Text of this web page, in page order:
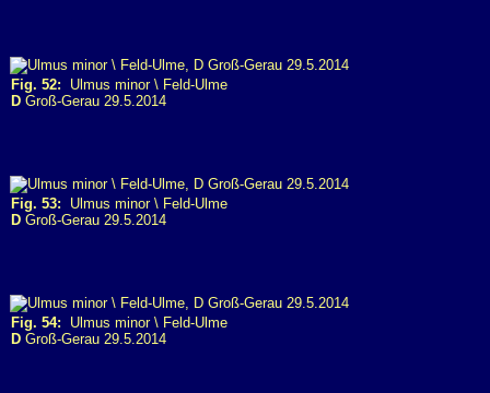
Fig. 52: Ulmus minor \ Feld-Ulme
D Groß-Gerau 29.5.2014
Fig. 53: Ulmus minor \ Feld-Ulme
D Groß-Gerau 29.5.2014
Fig. 54: Ulmus minor \ Feld-Ulme
D Groß-Gerau 29.5.2014